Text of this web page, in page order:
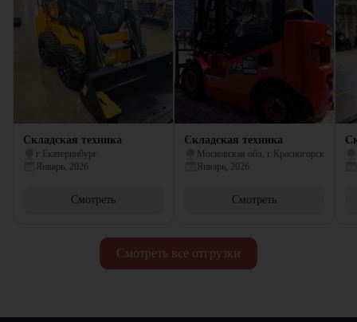
Смотреть все отгрузки
Складская техника
г Екатеринбург
Январь, 2026
Смотреть
Складская техника
Московская обл, г Красногорск
Январь, 2026
Смотреть